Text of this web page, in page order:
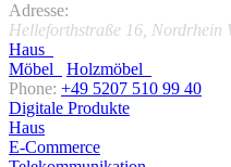
Adresse:
Helleforthstraße 16 Nordrhein
Haus
Möbel
Holzmöbel
Phone: +49 5207 510 99 40
Digitale Produkte
Haus
E-Commerce